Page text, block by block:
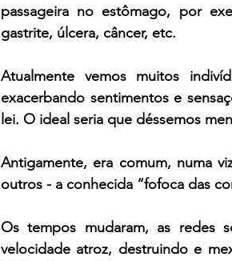
passageira no estômago, por
gastrite, úlcera, câncer, etc.
Atualmente vemos muitos
exacerbando sentimentos e
lei. O ideal seria que déssemos
Antigamente, era comum, numa
outros - a conhecida “fofoca das
Os tempos mudaram, as redes
velocidade atroz, destruindo e